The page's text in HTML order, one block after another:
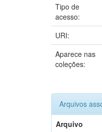
Tipo de
acesso:
URI:
Aparece nas
coleções:
Arquivos
Arquivo